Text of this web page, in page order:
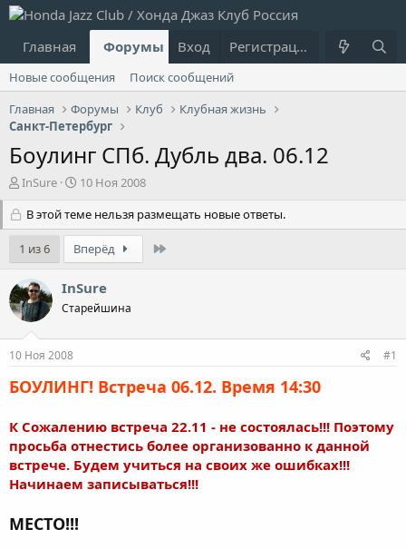
Главная Форумы Что нового?
Вход Регистрация
Новые сообщения
Поиск сообщений
Главная
Форумы Клуб
Клубная жизнь
Санкт-Петербург
Боулинг СПб. Дубль два. 06.12
А
о
р
т
е
м
ы
InSure
Д
т
а
н
а
а
л
10 Ноя 2008
В этой теме нельзя размещать новые ответы.
1 из 6 Вперёд
InSure
Старейшина
10 Ноя 2008 #1
БОУЛИНГ! Встреча 06.12. Время 14:30
К Сожалению встреча 22.11 - не состоялась!!! Поэтому
просьба отнестись более организованно к данной
встрече. Будем учиться на своих же ошибках!!!
Начинаем записываться!!!
МЕСТО!!!